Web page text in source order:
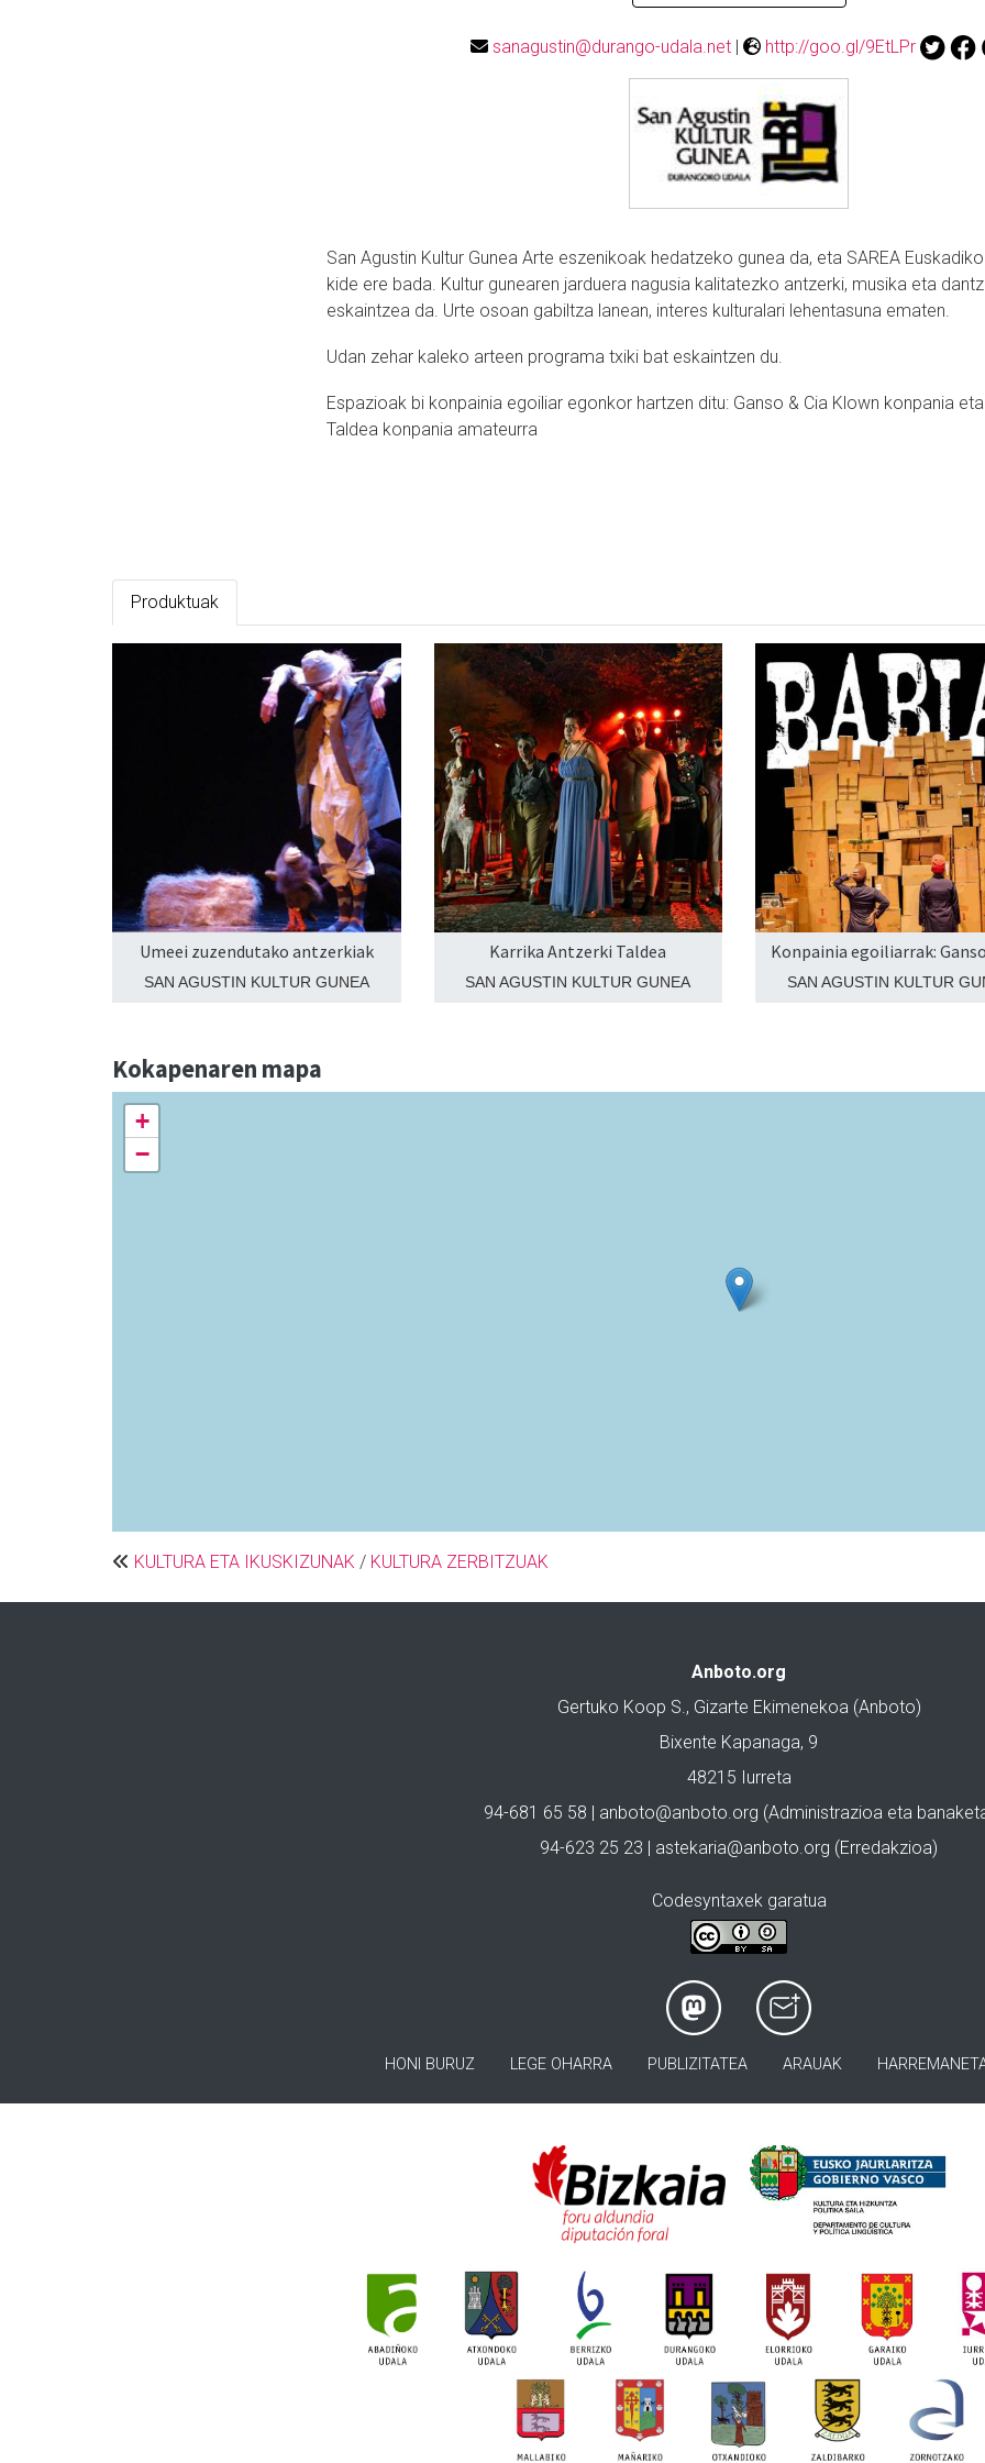
sanagustin@durango-udala.net | http://goo.gl/9EtLPr
San Agustin Kultur Gunea Arte eszenikoak hedatzeko gunea da, eta SAREA
kide ere bada. Kultur gunearen jarduera nagusia kalitatezko antzerki, musika eta
eskaintzea da. Urte osoan gabiltza lanean, interes kulturalari lehentasuna ematen.
Udan zehar kaleko arteen programa txiki bat eskaintzen du.
Espazioak bi konpainia egoiliar egonkor hartzen ditu: Ganso & Cia Klown konpania
Taldea konpania amateurra
Produktuak
Umeei zuzendutako antzerkiak
SAN AGUSTIN KULTUR GUNEA
Karrika Antzerki Taldea
SAN AGUSTIN KULTUR GUNEA
Konpainia egoiliarrak:
SAN AGUSTIN KULTUR
Kokapenaren mapa
+
−
KULTURA ETA IKUSKIZUNAK / KULTURA ZERBITZUAK
Anboto.org
Gertuko Koop S., Gizarte Ekimenekoa (Anboto)
Bixente Kapanaga, 9
48215 Iurreta
94-681 65 58 | anboto@anboto.org (Administrazioa eta
94-623 25 23 | astekaria@anboto.org (Erredakzioa)
Codesyntaxek garatua
HONI BURUZ LEGE OHARRA PUBLIZITATEA ARAUAK